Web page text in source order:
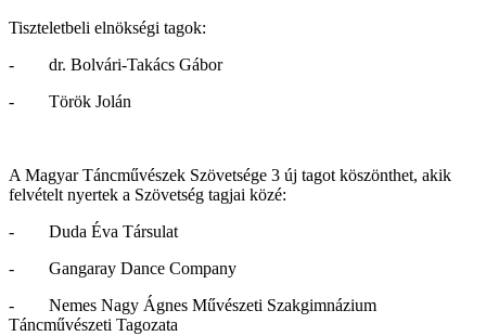
Tiszteletbeli elnökségi tagok:
- dr. Bolvári-Takács Gábor
- Török Jolán
A Magyar Táncművészek Szövetsége 3 új tagot köszönthet, akik
felvételt nyertek a Szövetség tagjai közé:
- Duda Éva Társulat
- Gangaray Dance Company
- Nemes Nagy Ágnes Művészeti Szakgimnázium
Táncművészeti Tagozata